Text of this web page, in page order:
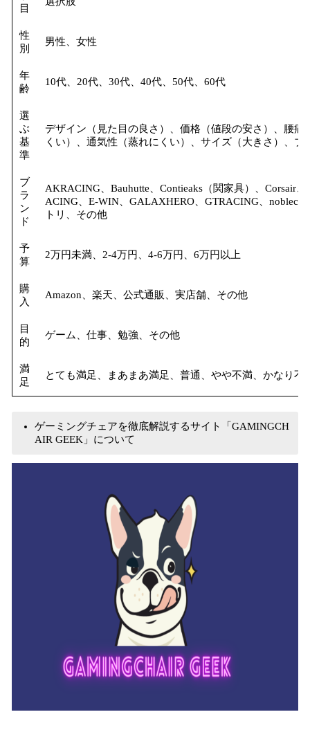
目
性
別
男性、女性
年
齢
10代、20代、30代、40代、50代、60代
選
ぶ
基
準
デザイン（見た目の良さ）、価格（値段の安さ）、腰
くい）、通気性（蒸れにくい）、サイズ（大きさ）、
ブ
ラ
ン
ド
AKRACING、Bauhutte、Contieaks（関家具）、Corsair
ACING、E-WIN、GALAXHERO、GTRACING、
トリ、その他
予
算
2万円未満、2-4万円、4-6万円、6万円以上
購
入
Amazon、楽天、公式通販、実店舗、その他
目
的
ゲーム、仕事、勉強、その他
満
足
とても満足、まあまあ満足、普通、やや不満、かなり不
ゲーミングチェアを徹底解説するサイト「GAMINGCH
AIR GEEK」について